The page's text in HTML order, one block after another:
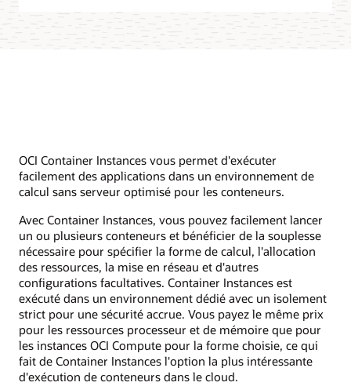
OCI Container Instances vous permet d'exécuter
facilement des applications dans un environnement de
calcul sans serveur optimisé pour les conteneurs.
Avec Container Instances, vous pouvez facilement lancer
un ou plusieurs conteneurs et bénéficier de la souplesse
nécessaire pour spécifier la forme de calcul, l'allocation
des ressources, la mise en réseau et d'autres
configurations facultatives. Container Instances est
exécuté dans un environnement dédié avec un isolement
strict pour une sécurité accrue. Vous payez le même prix
pour les ressources processeur et de mémoire que pour
les instances OCI Compute pour la forme choisie, ce qui
fait de Container Instances l'option la plus intéressante
d'exécution de conteneurs dans le cloud.